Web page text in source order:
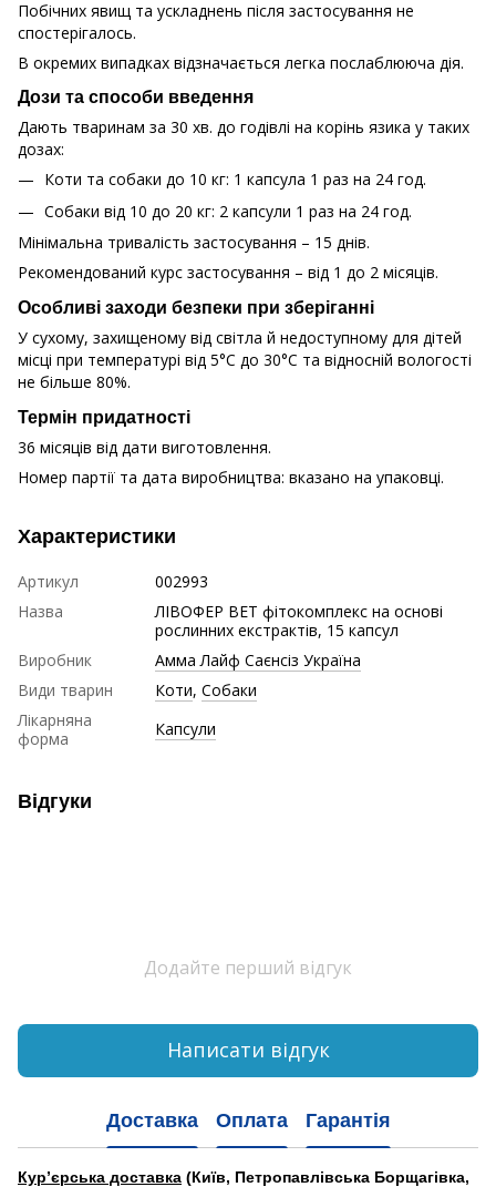
Побічних явищ та ускладнень після застосування не
спостерігалось.
В окремих випадках відзначається легка послаблююча дія.
Дози та способи введення
Дають тваринам за 30 хв. до годівлі на корінь язика у таких
дозах:
Коти та собаки до 10 кг: 1 капсула 1 раз на 24 год.
Собаки від 10 до 20 кг: 2 капсули 1 раз на 24 год.
Мінімальна тривалість застосування – 15 днів.
Рекомендований курс застосування – від 1 до 2 місяців.
Особливі заходи безпеки при зберіганні
У сухому, захищеному від світла й недоступному для дітей
місці при температурі від 5°С до 30°С та відносній вологості
не більше 80%.
Термін придатності
36 місяців від дати виготовлення.
Номер партії та дата виробництва: вказано на упаковці.
Характеристики
Артикул
002993
Назва
ЛІВОФЕР ВЕТ фітокомплекс на основі
рослинних екстрактів, 15 капсул
Виробник
Амма Лайф Саєнсіз Україна
Види тварин
Коти, Собаки
Лікарняна
форма
Капсули
Відгуки
Додайте перший відгук
Написати відгук
Доставка Оплата Гарантія
Кур’єрська доставка (Київ, Петропавлівська Борщагівка,